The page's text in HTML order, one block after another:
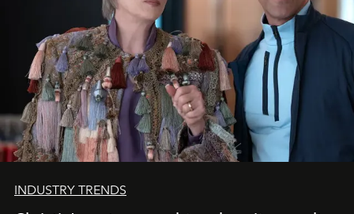
INDUSTRY TRENDS